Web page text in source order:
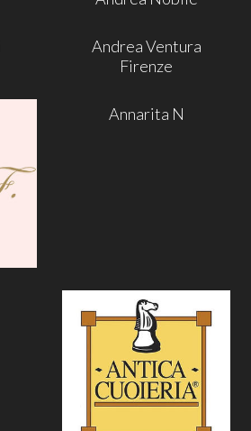
Andrea Ventura
Firenze
Annarita N